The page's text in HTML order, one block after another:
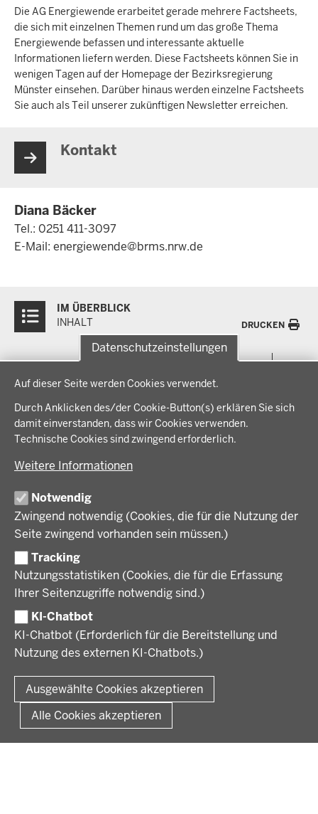
Datenschutzeinstellungen
Auf dieser Seite werden Cookies verwendet.
Durch Anklicken des/der Cookie-Button(s) erklären Sie sich
damit einverstanden, dass wir Cookies verwenden.
Technische Cookies sind zwingend erforderlich.
Weitere Informationen
Notwendig
Zwingend notwendig (Cookies, die für die Nutzung der
Seite zwingend vorhanden sein müssen.)
Tracking
Nutzungsstatistiken (Cookies, die für die Erfassung
Ihrer Seitenzugriffe notwendig sind.)
KI-Chatbot
KI-Chatbot (Erforderlich für die Bereitstellung und
Nutzung des externen KI-Chatbots.)
Ausgewählte Cookies akzeptieren
Alle Cookies akzeptieren
Die AG Energiewende erarbeitet gerade mehrere Factsheets,
die sich mit einzelnen Themen rund um das große Thema
Energiewende befassen und interessante aktuelle
Informationen liefern werden. Diese Factsheets können Sie in
wenigen Tagen auf der Homepage der Bezirksregierung
Münster einsehen. Darüber hinaus werden einzelne Factsheets
Sie auch als Teil unserer zukünftigen Newsletter erreichen.
Kontakt
Diana Bäcker
Tel.: 0251 411-3097
E-Mail: energiewende@brms.nrw.de
Inhalte
IM ÜBERBLICK
INHALT
DRUCKEN
der
Fußzeile
THEMEN
Bauen, Planen und Verkehr
Bildung, Schule und Sport
Regionalplanung und Regionalrat
Wirtschaft, Kultur und Kommunales
IM FOKUS
Energiewende AG
Zusammenarbeit mit den Niederlanden
BEZIRKSREGIERUNG
Regierungsbezirk Münster
Geschichte und Gegenwart
Behördenleitung
Förderlotsinnen und Förderlotsen
KARRIERE UND AUSBILDUNG
Stellenangebote
Ausbildung
Volljurist:in
Praktikum
Stellenangebote im Schulbereich
VERFAHREN UND BEKANNTMACHUNGEN
Amtsblatt
Verfahrensübersichten
PRESSE
Pressemitteilungen
Podcast
© 2026 Bezirksregierung Münster
Fußzeile
Impressum Datenschutz Rechtliche Hinweise
Kurzlink zu dieser Seite